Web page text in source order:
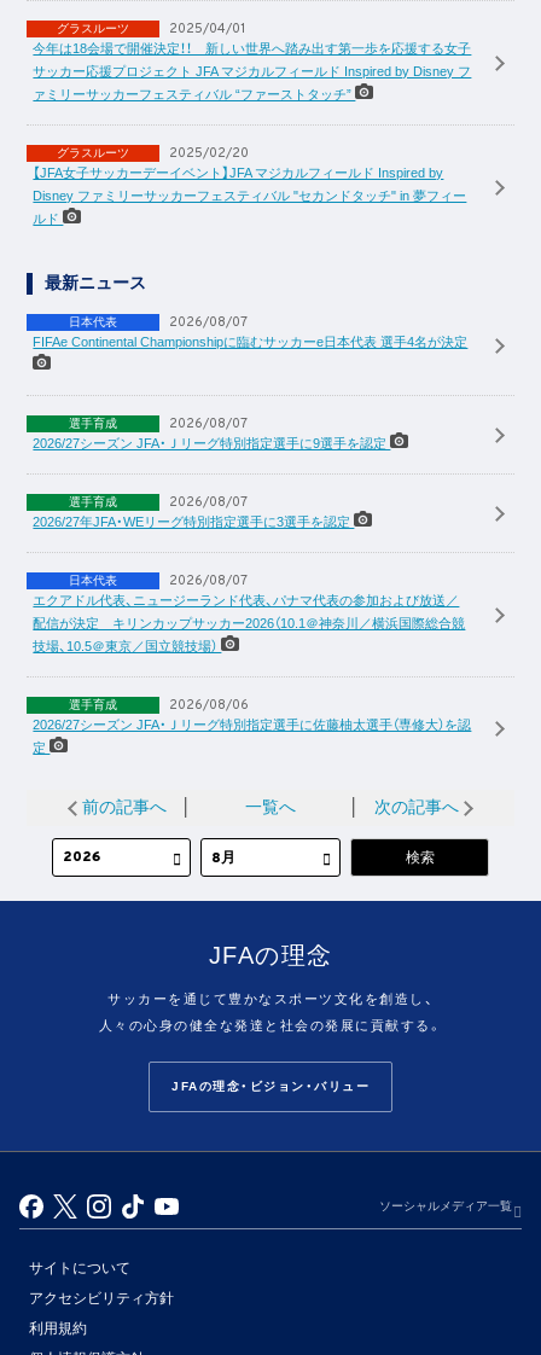
グラスルーツ 2025/04/01
今年は18会場で開催決定！！ 新しい世界へ踏み出す第一歩を応援する女子
サッカー応援プロジェクト JFA マジカルフィールド Inspired by Disney フ
ァミリーサッカーフェスティバル “ファーストタッチ”
グラスルーツ 2025/02/20
【JFA女子サッカーデーイベント】JFA マジカルフィールド Inspired by
Disney ファミリーサッカーフェスティバル "セカンドタッチ" in 夢フィー
ルド
最新ニュース
日本代表 2026/08/07
FIFAe Continental Championshipに臨むサッカーe日本代表 選手4名が決定
選手育成 2026/08/07
2026/27シーズン JFA・Ｊリーグ特別指定選手に9選手を認定
選手育成 2026/08/07
2026/27年JFA・WEリーグ特別指定選手に3選手を認定
日本代表 2026/08/07
エクアドル代表、ニュージーランド代表、パナマ代表の参加および放送／
配信が決定 キリンカップサッカー2026（10.1＠神奈川／横浜国際総合競
技場、10.5＠東京／国立競技場）
選手育成 2026/08/06
2026/27シーズン JFA・Ｊリーグ特別指定選手に佐藤柚太選手（専修大）を認
定
前の記事へ 一覧へ 次の記事へ
JFAの理念
サッカーを通じて豊かなスポーツ文化を創造し、
人々の心身の健全な発達と社会の発展に貢献する。
JFAの理念・ビジョン・バリュー
ソーシャルメディア一覧
サイトについて
アクセシビリティ方針
利用規約